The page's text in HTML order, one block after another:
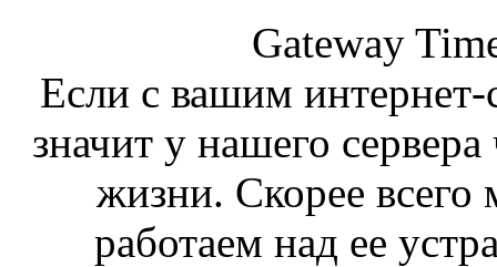
Gateway
Если с вашим интернет-
значит у нашего
жизни. Скорее
работаем над ее